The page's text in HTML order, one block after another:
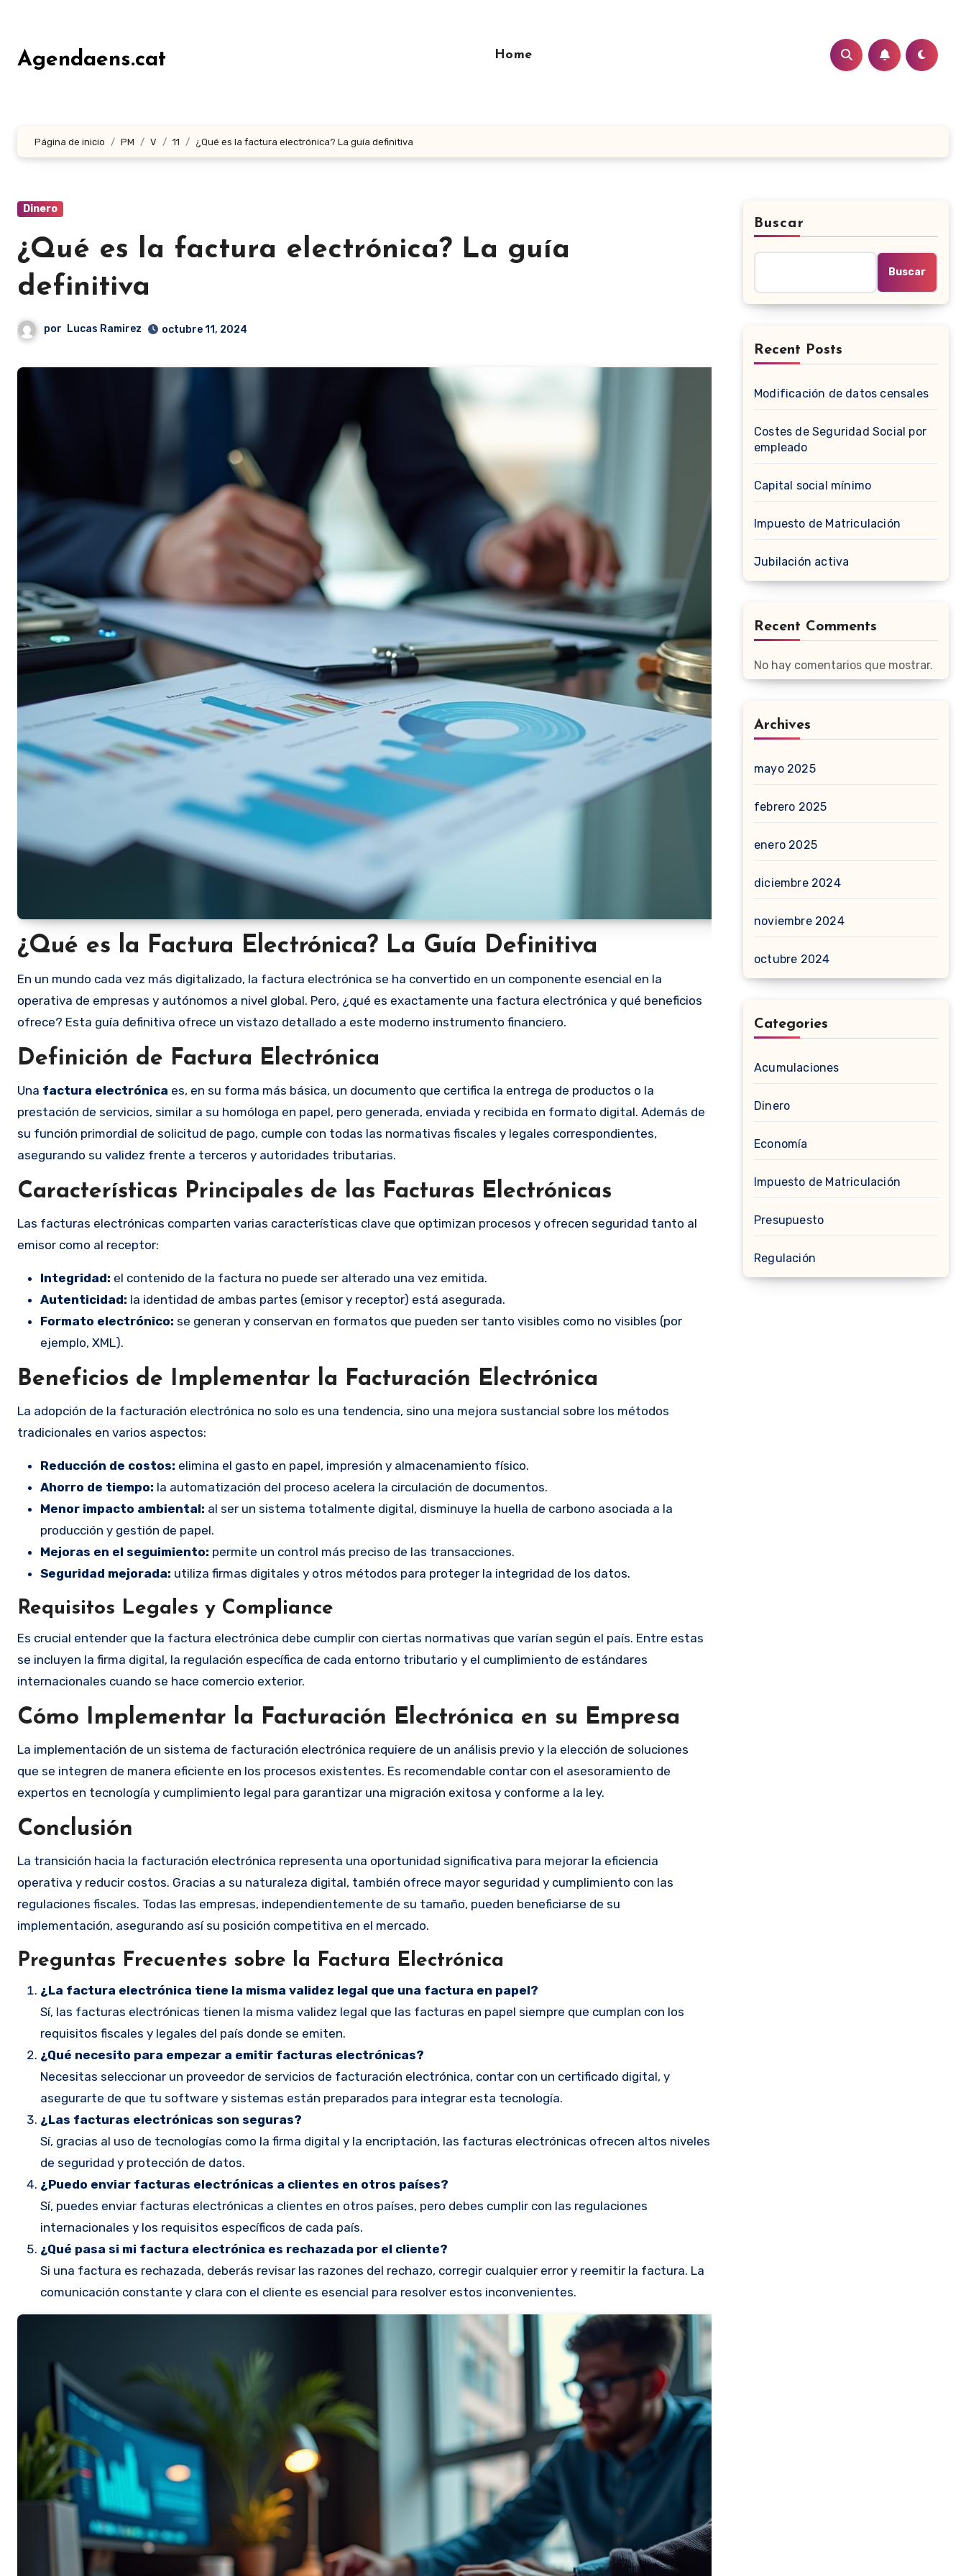
contenido
Agendaens.cat Home
Página de inicio PM V 11 ¿Qué es la factura electrónica? La guía definitiva
Dinero
¿Qué es la factura electrónica? La guía
definitiva
por Lucas Ramirez octubre 11, 2024
¿Qué es la Factura Electrónica? La Guía Definitiva
En un mundo cada vez más digitalizado, la factura electrónica se ha convertido en un componente esencial en la
operativa de empresas y autónomos a nivel global. Pero, ¿qué es exactamente una factura electrónica y qué beneficios
ofrece? Esta guía definitiva ofrece un vistazo detallado a este moderno instrumento financiero.
Definición de Factura Electrónica
Una factura electrónica es, en su forma más básica, un documento que certifica la entrega de productos o la
prestación de servicios, similar a su homóloga en papel, pero generada, enviada y recibida en formato digital. Además de
su función primordial de solicitud de pago, cumple con todas las normativas fiscales y legales correspondientes,
asegurando su validez frente a terceros y autoridades tributarias.
Características Principales de las Facturas Electrónicas
Las facturas electrónicas comparten varias características clave que optimizan procesos y ofrecen seguridad tanto al
emisor como al receptor:
Integridad: el contenido de la factura no puede ser alterado una vez emitida.
Autenticidad: la identidad de ambas partes (emisor y receptor) está asegurada.
Formato electrónico: se generan y conservan en formatos que pueden ser tanto visibles como no visibles (por
ejemplo, XML).
Beneficios de Implementar la Facturación Electrónica
La adopción de la facturación electrónica no solo es una tendencia, sino una mejora sustancial sobre los métodos
tradicionales en varios aspectos:
Reducción de costos: elimina el gasto en papel, impresión y almacenamiento físico.
Ahorro de tiempo: la automatización del proceso acelera la circulación de documentos.
Menor impacto ambiental: al ser un sistema totalmente digital, disminuye la huella de carbono asociada a la
producción y gestión de papel.
Mejoras en el seguimiento: permite un control más preciso de las transacciones.
Seguridad mejorada: utiliza firmas digitales y otros métodos para proteger la integridad de los datos.
Requisitos Legales y Compliance
Es crucial entender que la factura electrónica debe cumplir con ciertas normativas que varían según el país. Entre estas
se incluyen la firma digital, la regulación específica de cada entorno tributario y el cumplimiento de estándares
internacionales cuando se hace comercio exterior.
Cómo Implementar la Facturación Electrónica en su Empresa
La implementación de un sistema de facturación electrónica requiere de un análisis previo y la elección de soluciones
que se integren de manera eficiente en los procesos existentes. Es recomendable contar con el asesoramiento de
expertos en tecnología y cumplimiento legal para garantizar una migración exitosa y conforme a la ley.
Conclusión
La transición hacia la facturación electrónica representa una oportunidad significativa para mejorar la eficiencia
operativa y reducir costos. Gracias a su naturaleza digital, también ofrece mayor seguridad y cumplimiento con las
regulaciones fiscales. Todas las empresas, independientemente de su tamaño, pueden beneficiarse de su
implementación, asegurando así su posición competitiva en el mercado.
Preguntas Frecuentes sobre la Factura Electrónica
¿La factura electrónica tiene la misma validez legal que una factura en papel?
Sí, las facturas electrónicas tienen la misma validez legal que las facturas en papel siempre que cumplan con los
requisitos fiscales y legales del país donde se emiten.
¿Qué necesito para empezar a emitir facturas electrónicas?
Necesitas seleccionar un proveedor de servicios de facturación electrónica, contar con un certificado digital, y
asegurarte de que tu software y sistemas están preparados para integrar esta tecnología.
¿Las facturas electrónicas son seguras?
Sí, gracias al uso de tecnologías como la firma digital y la encriptación, las facturas electrónicas ofrecen altos niveles
de seguridad y protección de datos.
¿Puedo enviar facturas electrónicas a clientes en otros países?
Sí, puedes enviar facturas electrónicas a clientes en otros países, pero debes cumplir con las regulaciones
internacionales y los requisitos específicos de cada país.
¿Qué pasa si mi factura electrónica es rechazada por el cliente?
Si una factura es rechazada, deberás revisar las razones del rechazo, corregir cualquier error y reemitir la factura. La
comunicación constante y clara con el cliente es esencial para resolver estos inconvenientes.
Buscar
Buscar
Recent Posts
Modificación de datos censales
Costes de Seguridad Social por
empleado
Capital social mínimo
Impuesto de Matriculación
Jubilación activa
Recent Comments
No hay comentarios que mostrar.
Archives
mayo 2025
febrero 2025
enero 2025
diciembre 2024
noviembre 2024
octubre 2024
Categories
Acumulaciones
Dinero
Economía
Impuesto de Matriculación
Presupuesto
Regulación